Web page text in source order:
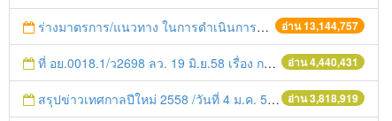
อ่าน 13,144,757
ร่างมาตรการ/แนวทาง ในการดำเนินการประกอบการตรวจราชการแบบบูรณาการ
อ่าน 4,440,431
ที่ อย.0018.1/ว2698 ลว. 19 มิ.ย.58 เรื่อง การแก้ไขปัญหาหนี้สินให้แก่เกษตรกร
อ่าน 3,818,919
สรุปข่าวเทศกาลปีใหม่ 2558 /วันที่ 4 ม.ค. 58